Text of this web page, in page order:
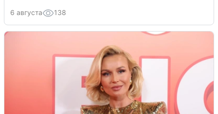
6 августа 138